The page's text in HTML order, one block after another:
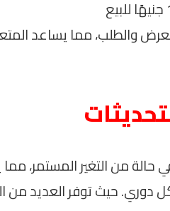
والطلب، مما يساعد
حالة من التغير المستمر،
دوري. حيث توفر العديد من